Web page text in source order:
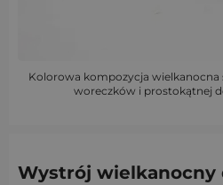
Kolorowa kompozycja wielkanocna
woreczków i prostokątnej
Wystrój wielkanocny